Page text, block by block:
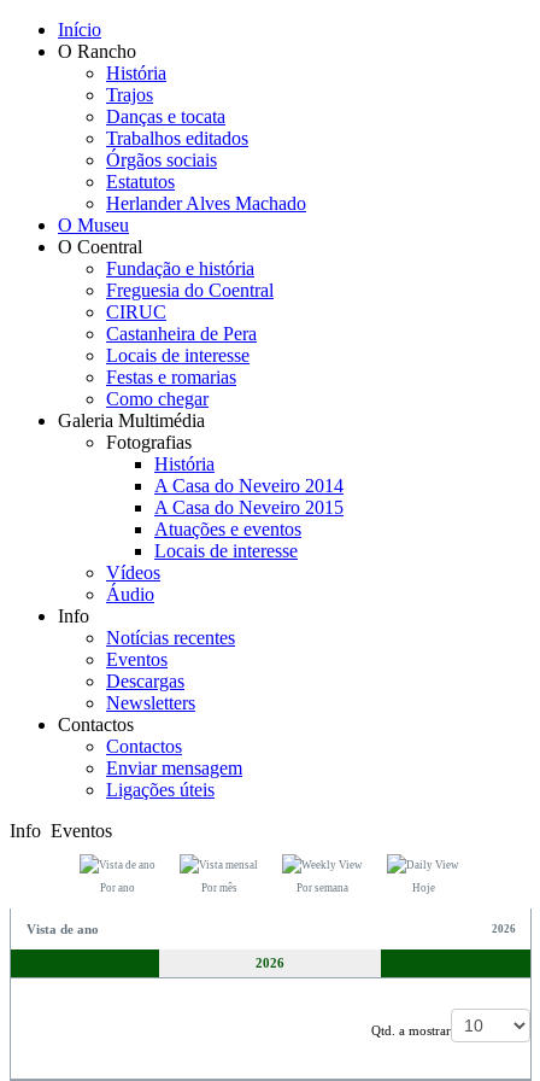
Início
O Rancho
História
Trajos
Danças e tocata
Trabalhos editados
Órgãos sociais
Estatutos
Herlander Alves Machado
O Museu
O Coentral
Fundação e história
Freguesia do Coentral
CIRUC
Castanheira de Pera
Locais de interesse
Festas e romarias
Como chegar
Galeria Multimédia
Fotografias
História
A Casa do Neveiro 2014
A Casa do Neveiro 2015
Atuações e eventos
Locais de interesse
Vídeos
Áudio
Info
Notícias recentes
Eventos
Descargas
Newsletters
Contactos
Contactos
Enviar mensagem
Ligações úteis
Info Eventos
Por ano Por mês Por semana Hoje
Vista de ano 2026
2026
Qtd. a mostrar